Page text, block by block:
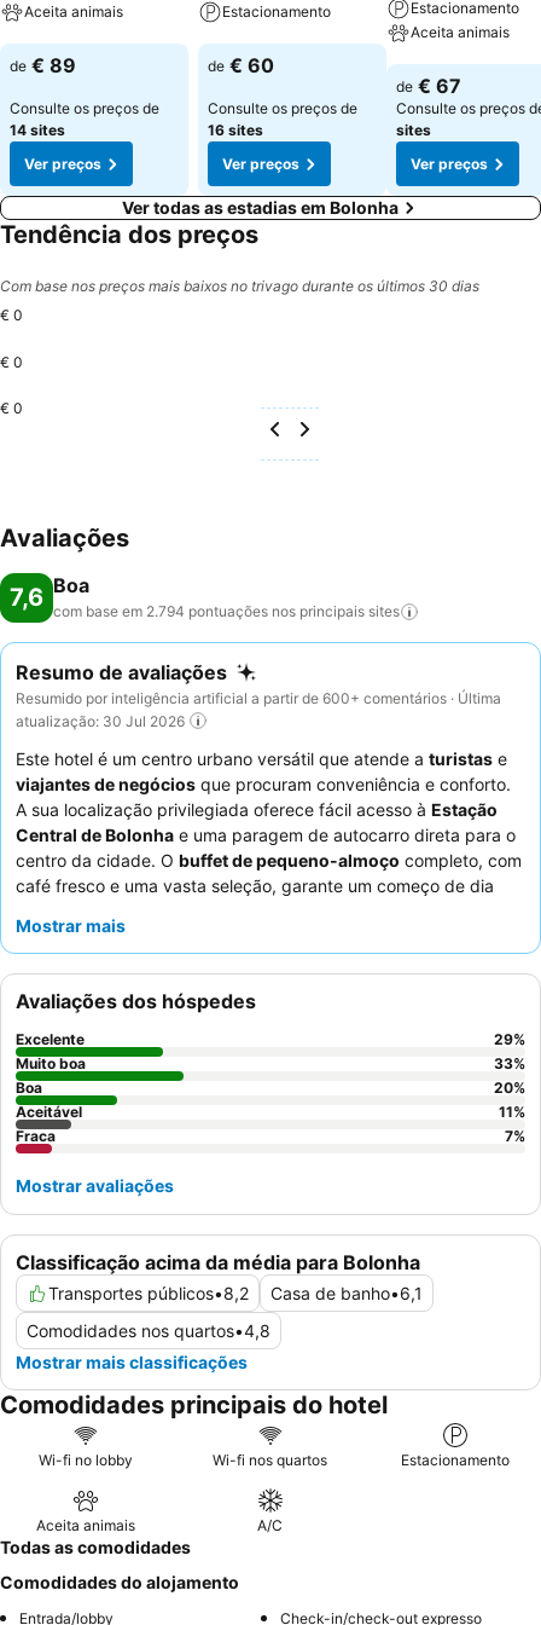
Aceita animais
Ver preços
de € 89
Consulte os preços de
14 sites
Ver preços
Estacionamento
Ver preços
de € 60
Consulte os preços de
16 sites
Ver preços
Estacionamento
Aceita animais
Ver preços
de € 67
Consulte os preços
sites
Ver preços
Ver todas as estadias em Bolonha
Tendência dos preços
Com base nos preços mais baixos no trivago durante os últimos 30 dias
€ 0
€ 0
€ 0
Avaliações
7,6 Boa
com base em 2.794 pontuações nos principais sites
Resumo de avaliações
Resumido por inteligência artificial a partir de 600+ comentários · Última
atualização: 30 Jul 2026
Este hotel é um centro urbano versátil que atende a turistas e
viajantes de negócios que procuram conveniência e conforto.
A sua localização privilegiada oferece fácil acesso à Estação
Central de Bolonha e uma paragem de autocarro direta para o
centro da cidade. O buffet de pequeno-almoço completo, com
café fresco e uma vasta seleção, garante um começo de dia
o serviço excecionais
considere pedir um quarto com uma
hidromassagempara o máximo relaxamento.
Mostrar mais
Classificação acima da média para Bolonha
Transportes públicos•8,2 Casa de banho•6,1
Comodidades nos quartos•4,8
Mostrar mais classificações
Avaliações dos hóspedes
Excelente 29%
Muito boa
33%
Boa
20%
Aceitável
11%
Fraca
7%
Mostrar avaliações
Comodidades principais do hotel
Wi-fi no lobby Wi-fi nos quartos Estacionamento
Aceita animais A/C
Todas as comodidades
Comodidades do alojamento
Entrada/lobby Check-in/check-out expresso